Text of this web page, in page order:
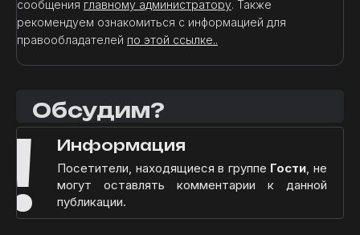
сообщения главному администратору. Также
рекомендуем ознакомиться с информацией для
правообладателей по этой ссылке..
Обсудим?
! Информация
Посетители, находящиеся в группе Гости, не
могут оставлять комментарии к данной
публикации.